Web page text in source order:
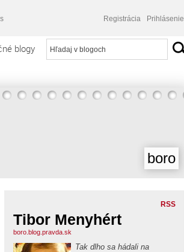
Registrácia Prihlásenie
blogy
boro
RSS
Tibor Menyhért
boro.blog.pravda.sk
Tak dlho sa hádali na